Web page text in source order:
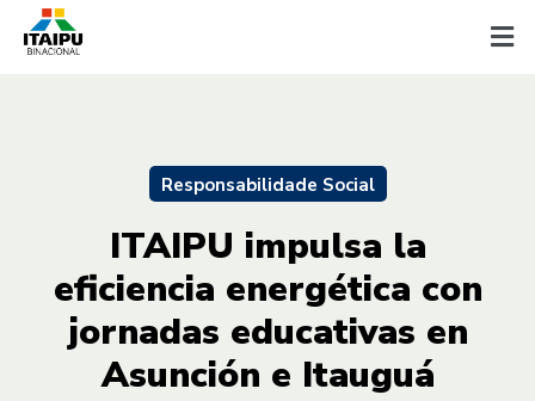
Responsabilidade Social
ITAIPU impulsa la
eficiencia energética con
jornadas educativas en
Asunción e Itauguá